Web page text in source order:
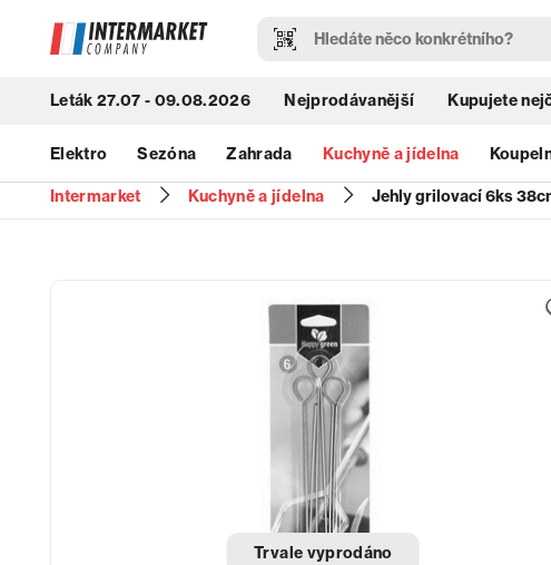
Leták 27.07 - 09.08.2026 Nejprodávanější Kupujete
Elektro Sezóna Zahrada Kuchyně a jídelna
Intermarket Kuchyně a jídelna Jehly grilovací 6ks
Trvale vyprodáno